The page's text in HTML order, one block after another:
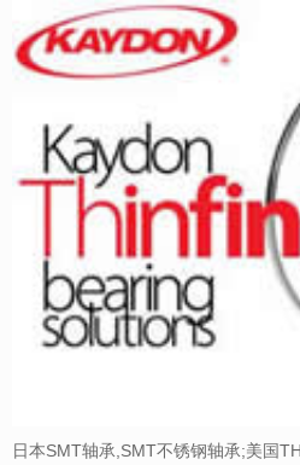
日本SMT轴承,SMT不锈钢轴承;美国